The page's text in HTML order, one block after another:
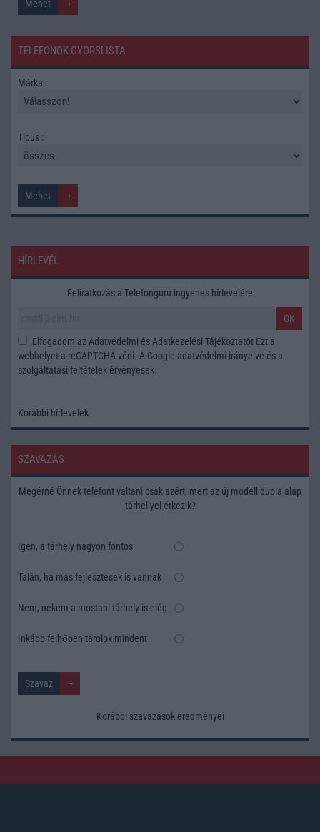
TELEFONOK GYORSLISTA
Márka :
Tipus :
HÍRLEVÉL
Feliratkozás a Telefonguru ingyenes hírlevelére
OK
Elfogadom azAdatvédelmi és Adatkezelési Tájékoztatót Ezt a
webhelyet a reCAPTCHA védi. A Google adatvédelmi irányelve és a
szolgáltatási feltételek érvényesek.
Korábbi hírlevelek
SZAVAZÁS
Megérné Önnek telefont váltani csak azért, mert az új modell dupla alap
tárhellyel érkezik?
Igen, a tárhely nagyon fontos
Talán, ha más fejlesztések is vannak
Nem, nekem a mostani tárhely is elég
Inkább felhőben tárolok mindent
Korábbi szavazások eredményei